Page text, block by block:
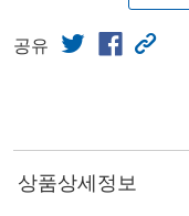
공유
상품상세정보